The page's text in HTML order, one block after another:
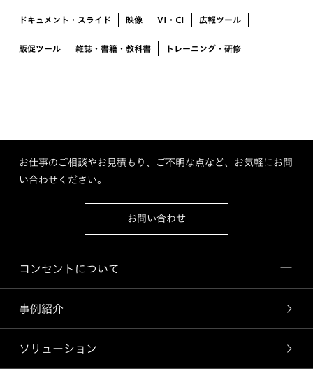
ドキュメント・スライド 映像 VI・CI 広報ツール
販促ツール 雑誌・書籍・教科書 トレーニング・研修
お仕事のご相談やお見積もり、ご不明な点など、お気軽にお問
い合わせください。
お問い合わせ
コンセントについて
事例紹介
ソリューション